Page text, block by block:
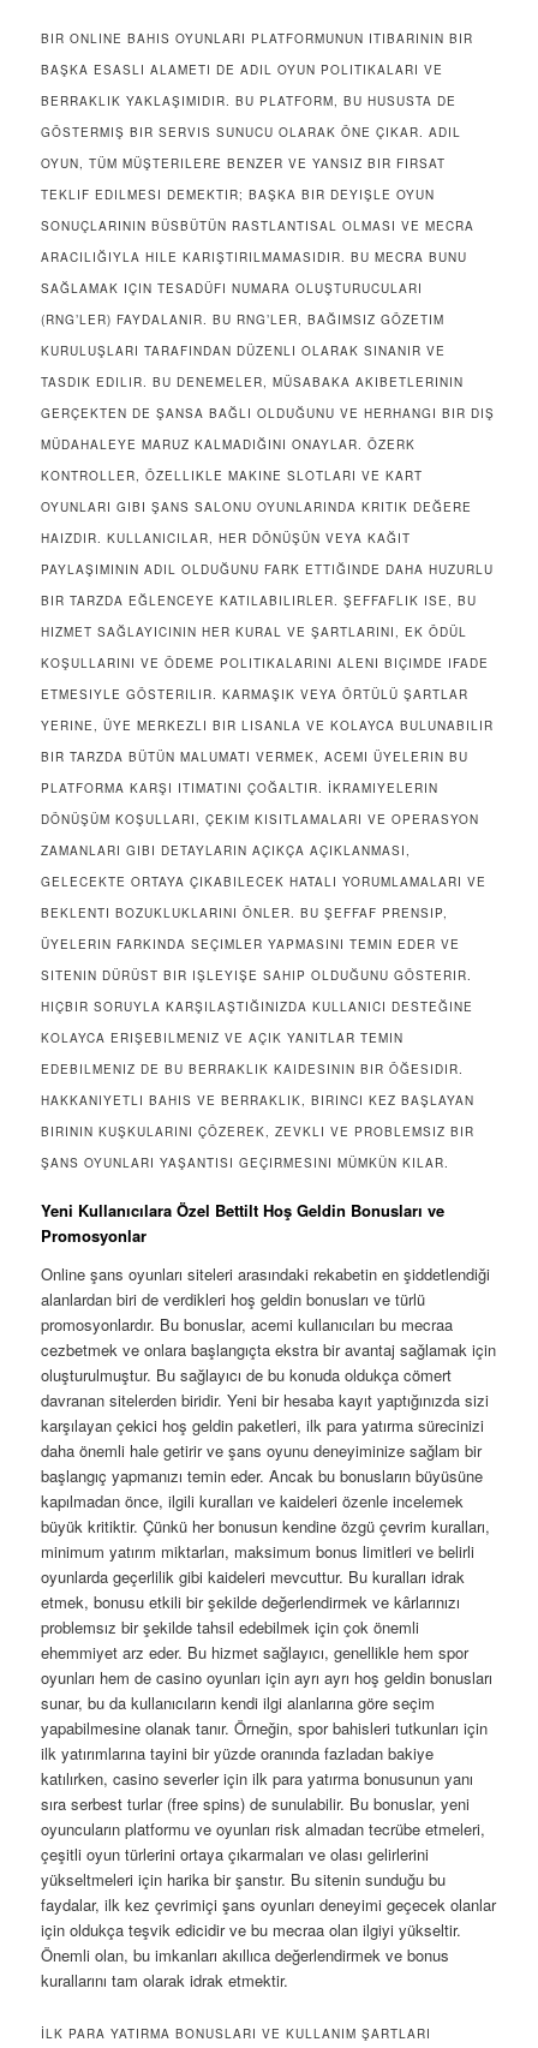
BIR ONLINE BAHIS OYUNLARI PLATFORMUNUN ITIBARININ BIR
BAŞKA ESASLI ALAMETI DE ADIL OYUN POLITIKALARI VE
BERRAKLIK YAKLAŞIMIDIR. BU PLATFORM, BU HUSUSTA DE
GÖSTERMIŞ BIR SERVIS SUNUCU OLARAK ÖNE ÇIKAR. ADIL
OYUN, TÜM MÜŞTERILERE BENZER VE YANSIZ BIR FIRSAT
TEKLIF EDILMESI DEMEKTIR; BAŞKA BIR DEYIŞLE OYUN
SONUÇLARININ BÜSBÜTÜN RASTLANTISAL OLMASI VE MECRA
ARACILIĞIYLA HILE KARIŞTIRILMAMASIDIR. BU MECRA BUNU
SAĞLAMAK IÇIN TESADÜFI NUMARA OLUŞTURUCULARI
(RNG’LER) FAYDALANIR. BU RNG’LER, BAĞIMSIZ GÖZETIM
KURULUŞLARI TARAFINDAN DÜZENLI OLARAK SINANIR VE
TASDIK EDILIR. BU DENEMELER, MÜSABAKA AKIBETLERININ
GERÇEKTEN DE ŞANSA BAĞLI OLDUĞUNU VE HERHANGI BIR DIŞ
MÜDAHALEYE MARUZ KALMADIĞINI ONAYLAR. ÖZERK
KONTROLLER, ÖZELLIKLE MAKINE SLOTLARI VE KART
OYUNLARI GIBI ŞANS SALONU OYUNLARINDA KRITIK DEĞERE
HAIZDIR. KULLANICILAR, HER DÖNÜŞÜN VEYA KAĞIT
PAYLAŞIMININ ADIL OLDUĞUNU FARK ETTIĞINDE DAHA HUZURLU
BIR TARZDA EĞLENCEYE KATILABILIRLER. ŞEFFAFLIK ISE, BU
HIZMET SAĞLAYICININ HER KURAL VE ŞARTLARINI, EK ÖDÜL
KOŞULLARINI VE ÖDEME POLITIKALARINI ALENI BIÇIMDE IFADE
ETMESIYLE GÖSTERILIR. KARMAŞIK VEYA ÖRTÜLÜ ŞARTLAR
YERINE, ÜYE MERKEZLI BIR LISANLA VE KOLAYCA BULUNABILIR
BIR TARZDA BÜTÜN MALUMATI VERMEK, ACEMI ÜYELERIN BU
PLATFORMA KARŞI ITIMATINI ÇOĞALTIR. İKRAMIYELERIN
DÖNÜŞÜM KOŞULLARI, ÇEKIM KISITLAMALARI VE OPERASYON
ZAMANLARI GIBI DETAYLARIN AÇIKÇA AÇIKLANMASI,
GELECEKTE ORTAYA ÇIKABILECEK HATALI YORUMLAMALARI VE
BEKLENTI BOZUKLUKLARINI ÖNLER. BU ŞEFFAF PRENSIP,
ÜYELERIN FARKINDA SEÇIMLER YAPMASINI TEMIN EDER VE
SITENIN DÜRÜST BIR IŞLEYIŞE SAHIP OLDUĞUNU GÖSTERIR.
HIÇBIR SORUYLA KARŞILAŞTIĞINIZDA KULLANICI DESTEĞINE
KOLAYCA ERIŞEBILMENIZ VE AÇIK YANITLAR TEMIN
EDEBILMENIZ DE BU BERRAKLIK KAIDESININ BIR ÖĞESIDIR.
HAKKANIYETLI BAHIS VE BERRAKLIK, BIRINCI KEZ BAŞLAYAN
BIRININ KUŞKULARINI ÇÖZEREK, ZEVKLI VE PROBLEMSIZ BIR
ŞANS OYUNLARI YAŞANTISI GEÇIRMESINI MÜMKÜN KILAR.
Yeni Kullanıcılara Özel Bettilt Hoş Geldin Bonusları ve
Promosyonlar
Online şans oyunları siteleri arasındaki rekabetin en şiddetlendiği
alanlardan biri de verdikleri hoş geldin bonusları ve türlü
promosyonlardır. Bu bonuslar, acemi kullanıcıları bu mecraa
cezbetmek ve onlara başlangıçta ekstra bir avantaj sağlamak için
oluşturulmuştur. Bu sağlayıcı de bu konuda oldukça cömert
davranan sitelerden biridir. Yeni bir hesaba kayıt yaptığınızda sizi
karşılayan çekici hoş geldin paketleri, ilk para yatırma sürecinizi
daha önemli hale getirir ve şans oyunu deneyiminize sağlam bir
başlangıç yapmanızı temin eder. Ancak bu bonusların büyüsüne
kapılmadan önce, ilgili kuralları ve kaideleri özenle incelemek
büyük kritiktir. Çünkü her bonusun kendine özgü çevrim kuralları,
minimum yatırım miktarları, maksimum bonus limitleri ve belirli
oyunlarda geçerlilik gibi kaideleri mevcuttur. Bu kuralları idrak
etmek, bonusu etkili bir şekilde değerlendirmek ve kârlarınızı
problemsız bir şekilde tahsil edebilmek için çok önemli
ehemmiyet arz eder. Bu hizmet sağlayıcı, genellikle hem spor
oyunları hem de casino oyunları için ayrı ayrı hoş geldin bonusları
sunar, bu da kullanıcıların kendi ilgi alanlarına göre seçim
yapabilmesine olanak tanır. Örneğin, spor bahisleri tutkunları için
ilk yatırımlarına tayini bir yüzde oranında fazladan bakiye
katılırken, casino severler için ilk para yatırma bonusunun yanı
sıra serbest turlar (free spins) de sunulabilir. Bu bonuslar, yeni
oyuncuların platformu ve oyunları risk almadan tecrübe etmeleri,
çeşitli oyun türlerini ortaya çıkarmaları ve olası gelirlerini
yükseltmeleri için harika bir şanstır. Bu sitenin sunduğu bu
faydalar, ilk kez çevrimiçi şans oyunları deneyimi geçecek olanlar
için oldukça teşvik edicidir ve bu mecraa olan ilgiyi yükseltir.
Önemli olan, bu imkanları akıllıca değerlendirmek ve bonus
kurallarını tam olarak idrak etmektir.
İLK PARA YATIRMA BONUSLARI VE KULLANIM ŞARTLARI